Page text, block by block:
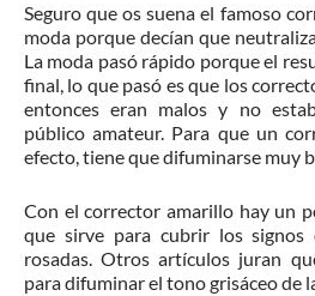
Seguro que os suena el famoso
moda porque decían que
La moda pasó rápido porque el
final, lo que pasó es que los
entonces eran malos y no
público amateur. Para que un
efecto, tiene que difuminarse muy
Con el corrector amarillo hay un
que sirve para cubrir los signos
rosadas. Otros artículos juran
para difuminar el tono grisáceo de